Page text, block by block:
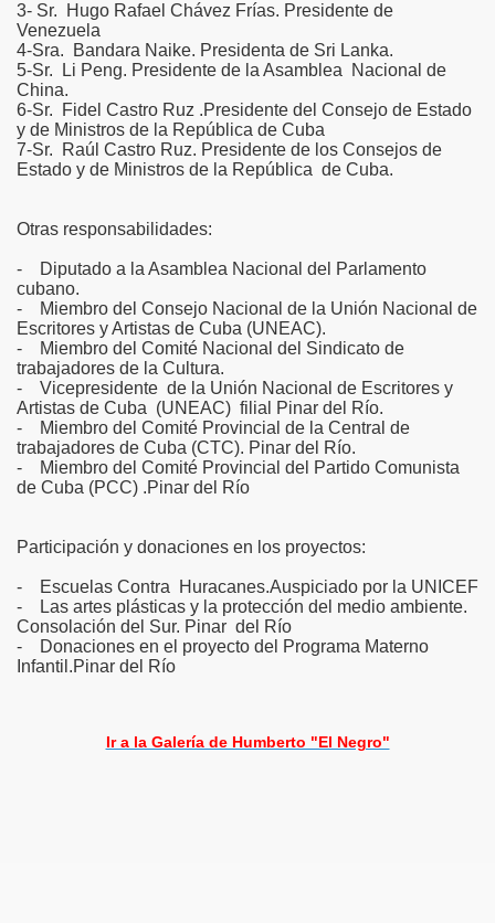
3- Sr. Hugo Rafael Chávez Frías. Presidente de
Venezuela
4-Sra. Bandara Naike. Presidenta de Sri Lanka.
5-Sr. Li Peng. Presidente de la Asamblea Nacional de
China.
6-Sr. Fidel Castro Ruz .Presidente del Consejo de Estado
y de Ministros de la República de Cuba
7-Sr. Raúl Castro Ruz. Presidente de los Consejos de
Estado y de Ministros de la República de Cuba.
Otras responsabilidades:
- Diputado a la Asamblea Nacional del Parlamento
cubano.
- Miembro del Consejo Nacional de la Unión Nacional de
Escritores y Artistas de Cuba (UNEAC).
- Miembro del Comité Nacional del Sindicato de
trabajadores de la Cultura.
- Vicepresidente de la Unión Nacional de Escritores y
Artistas de Cuba (UNEAC) filial Pinar del Río.
- Miembro del Comité Provincial de la Central de
trabajadores de Cuba (CTC). Pinar del Río.
- Miembro del Comité Provincial del Partido Comunista
de Cuba (PCC) .Pinar del Río
Participación y donaciones en los proyectos:
- Escuelas Contra Huracanes.Auspiciado por la UNICEF
- Las artes plásticas y la protección del medio ambiente.
Consolación del Sur. Pinar del Río
- Donaciones en el proyecto del Programa Materno
Infantil.Pinar del Río
Ir a la Galería de Humberto "El Negro"